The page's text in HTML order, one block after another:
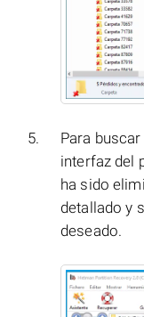
Para
interfaz del
ha sido
detallado y
deseado.